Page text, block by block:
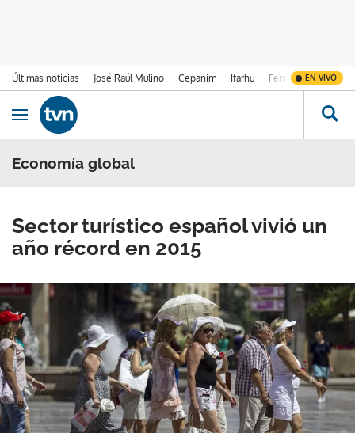
Últimas noticias José Raúl Mulino Cepanim Ifarhu Fenómeno de El
EN VIVO
Ir al contenido
Obrir navegació
Economía global
Sector turístico español vivió un
año récord en 2015